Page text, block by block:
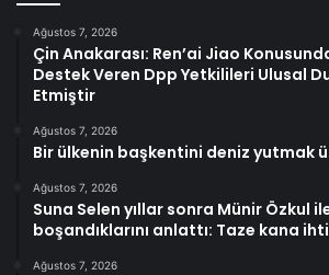
Ağustos 7, 2026
Çin Anakarası: Ren’ai Jiao
Destek Veren Dpp Yetkilileri Ulusal
Etmiştir
Ağustos 7, 2026
Bir ülkenin başkentini deniz yutmak
Ağustos 7, 2026
Suna Selen yıllar sonra Münir Özkul
boşandıklarını anlattı: Taze kana
Ağustos 7, 2026